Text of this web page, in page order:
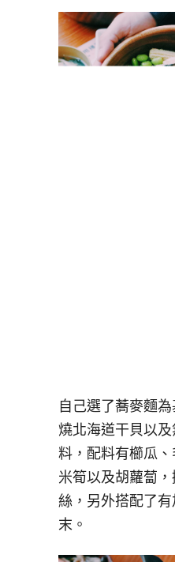
自己選了蕎麥麵
燒北海道干貝以
料，配料有櫛瓜
米筍以及胡蘿蔔
絲，另外搭配了
末。